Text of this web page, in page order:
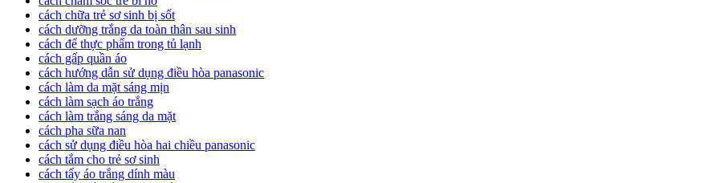
cách chữa trẻ sơ sinh bị sốt
cách dưỡng trắng da toàn thân sau sinh
cách để thực phẩm trong tủ lạnh
cách gấp quần áo
cách hướng dẫn sử dụng điều hòa panasonic
cách làm da mặt sáng mịn
cách làm sạch áo trắng
cách làm trắng sáng da mặt
cách pha sữa nan
cách sử dụng điều hòa hai chiều panasonic
cách tắm cho trẻ sơ sinh
cách tẩy áo trắng dính màu